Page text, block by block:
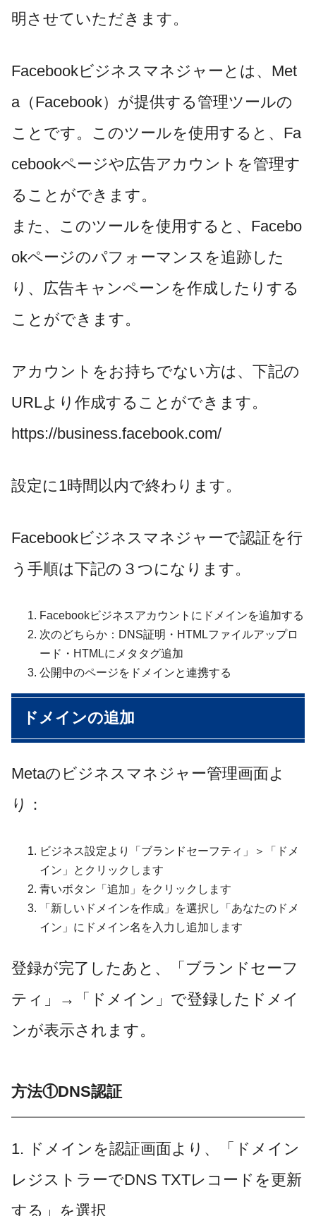
明させていただきます。
Facebookビジネスマネジャーとは、Met
a（Facebook）が提供する管理ツールの
ことです。このツールを使用すると、Fa
cebookページや広告アカウントを管理す
ることができます。
また、このツールを使用すると、Facebo
okページのパフォーマンスを追跡した
り、広告キャンペーンを作成したりする
ことができます。
アカウントをお持ちでない方は、下記の
URLより作成することができます。
https://business.facebook.com/
設定に1時間以内で終わります。
Facebookビジネスマネジャーで認証を行
う手順は下記の３つになります。
Facebookビジネスアカウントにドメインを追加する
次のどちらか：DNS証明・HTMLファイルアップロ
ード・HTMLにメタタグ追加
公開中のページをドメインと連携する
ドメインの追加
Metaのビジネスマネジャー管理画面よ
り：
ビジネス設定より「ブランドセーフティ」＞「ドメ
イン」とクリックします
青いボタン「追加」をクリックします
「新しいドメインを作成」を選択し「あなたのドメ
イン」にドメイン名を入力し追加します
登録が完了したあと、「ブランドセーフ
ティ」→「ドメイン」で登録したドメイ
ンが表示されます。
方法①DNS認証
1. ドメインを認証画面より、「ドメイン
レジストラーでDNS TXTレコードを更新
する」を選択